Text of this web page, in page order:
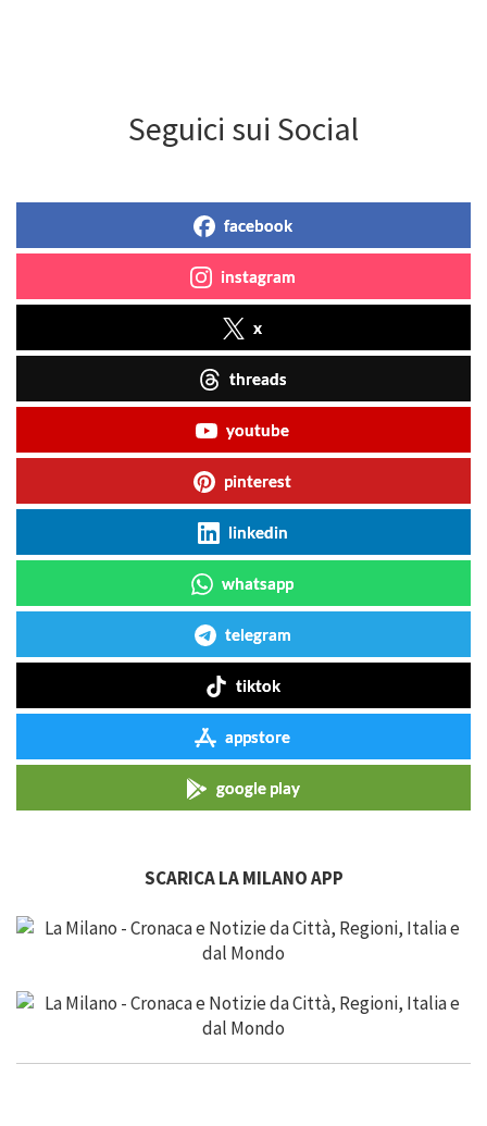
Seguici sui Social
facebook
instagram
x
threads
youtube
pinterest
linkedin
whatsapp
telegram
tiktok
appstore
google play
SCARICA LA MILANO APP